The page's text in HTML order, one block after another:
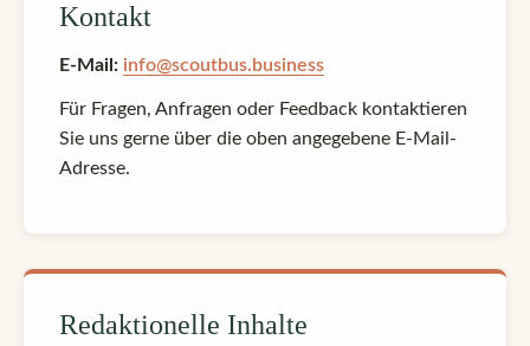
Kontakt
E-Mail: info@scoutbus.business
Für Fragen, Anfragen oder Feedback kontaktieren
Sie uns gerne über die oben angegebene E-Mail-
Adresse.
Redaktionelle Inhalte